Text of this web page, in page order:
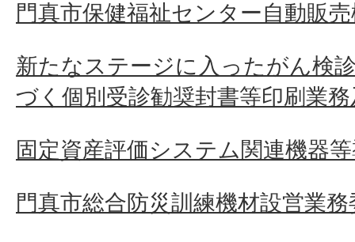
門真市保健福祉センター自動販
新たなステージに入ったがん検
づく個別受診勧奨封書等印刷業
固定資産評価システム関連機器
門真市総合防災訓練機材設営業務